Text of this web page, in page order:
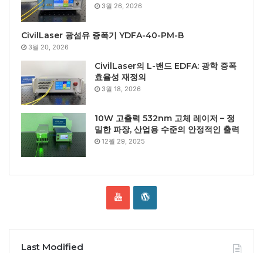
3월 26, 2026
CivilLaser 광섬유 증폭기 YDFA-40-PM-B
3월 20, 2026
CivilLaser의 L-밴드 EDFA: 광학 증폭
효율성 재정의
3월 18, 2026
10W 고출력 532nm 고체 레이저 – 정
밀한 파장, 산업용 수준의 안정적인 출력
12월 29, 2025
Last Modified